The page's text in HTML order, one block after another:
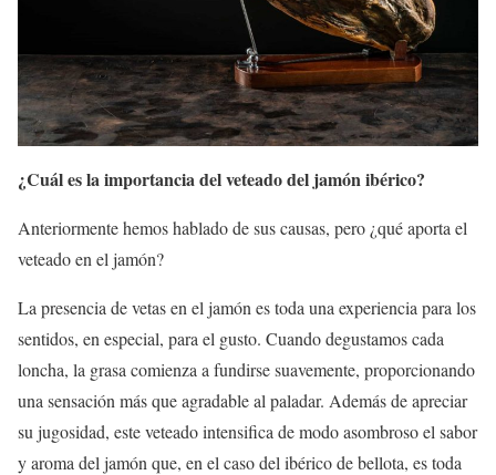
¿Cuál es la importancia del veteado del jamón ibérico?
Anteriormente hemos hablado de sus causas, pero ¿qué aporta el
veteado en el jamón?
La presencia de vetas en el jamón es toda una experiencia para los
sentidos, en especial, para el gusto. Cuando degustamos cada
loncha, la grasa comienza a fundirse suavemente, proporcionando
una sensación más que agradable al paladar. Además de apreciar
su jugosidad, este veteado intensifica de modo asombroso el sabor
y aroma del jamón que, en el caso del ibérico de bellota, es toda